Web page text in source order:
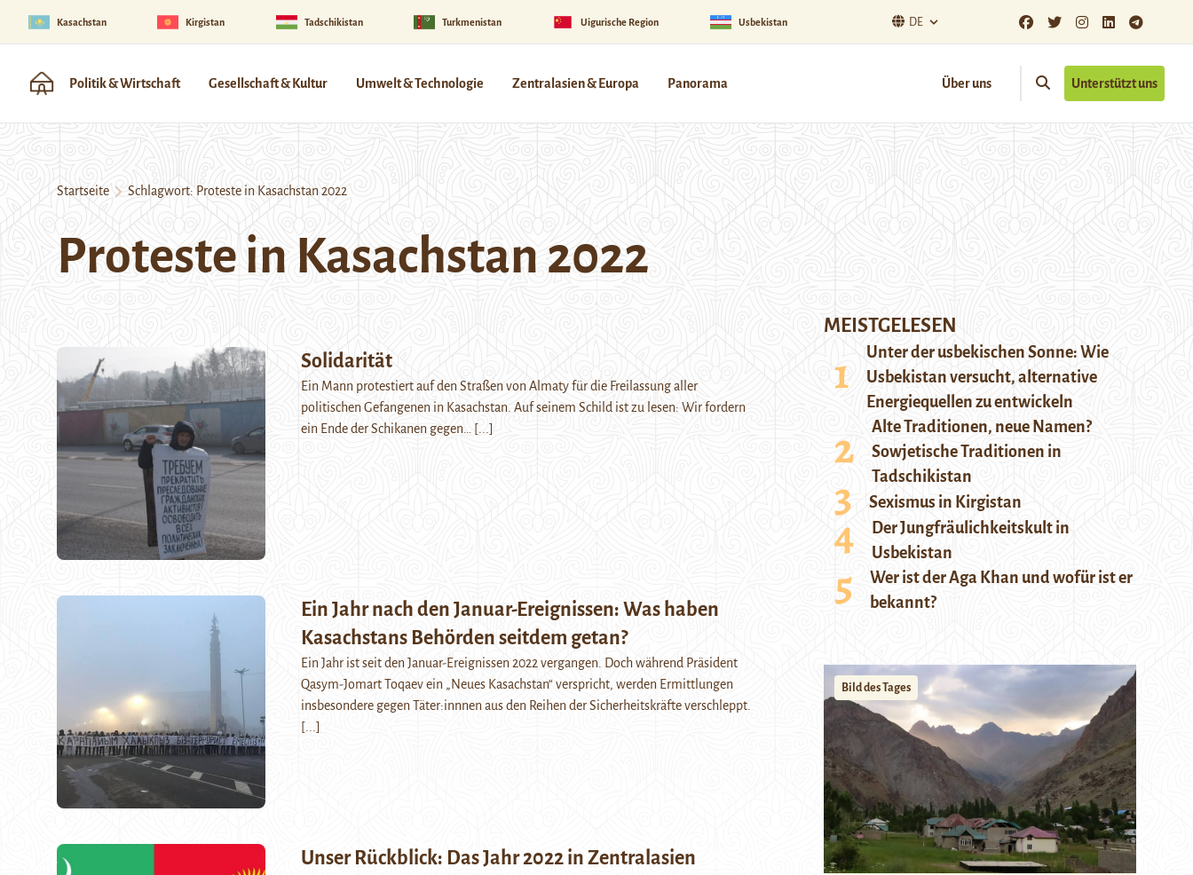
Kasachstan Kirgistan Tadschikistan Turkmenistan Uigurische Region Usbekistan DE
Politik & Wirtschaft Gesellschaft & Kultur Umwelt & Technologie Zentralasien & Europa Panorama Über uns Unterstützt uns
Startseite Schlagwort: Proteste in Kasachstan 2022
Proteste in Kasachstan 2022
Solidarität
Ein Mann protestiert auf den Straßen von Almaty für die Freilassung aller
politischen Gefangenen in Kasachstan. Auf seinem Schild ist zu lesen: Wir fordern
ein Ende der Schikanen gegen…
[...]
Ein Jahr nach den Januar-Ereignissen: Was haben
Kasachstans Behörden seitdem getan?
Ein Jahr ist seit den Januar-Ereignissen 2022 vergangen. Doch während Präsident
Qasym-Jomart Toqaev ein „Neues Kasachstan“ verspricht, werden Ermittlungen
insbesondere gegen Täter:innnen aus den Reihen der Sicherheitskräfte verschleppt.
[...]
Unser Rückblick: Das Jahr 2022 in Zentralasien
MEISTGELESEN
Unter der usbekischen Sonne: Wie
Usbekistan versucht, alternative
Energiequellen zu entwickeln
Alte Traditionen, neue Namen?
Sowjetische Traditionen in
Tadschikistan
Sexismus in Kirgistan
Der Jungfräulichkeitskult in
Usbekistan
Wer ist der Aga Khan und wofür ist er
bekannt?
Bild des Tages